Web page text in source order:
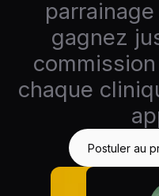
gagnez
chaque
Postuler au